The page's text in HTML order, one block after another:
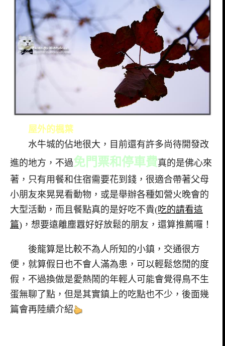
屋外的楓葉
水牛城的佔地很大，目前還有許多尚待開發改
進的地方，不過免門票和停車費真的是佛心來
著，只有用餐和住宿需要花到錢，很適合帶著父母
小朋友來晃晃看動物，或是舉辦各種如營火晚會的
大型活動，而且餐點真的是好吃不貴(吃的請看這
篇)，想要遠離塵囂好好放鬆的朋友，還算推薦囉！
後龍算是比較不為人所知的小鎮，交通很方
便，就算假日也不會人滿為患，可以輕鬆悠閒的度
假，不過換做是愛熱鬧的年輕人可能會覺得鳥不生
蛋無聊了點，但是其實鎮上的吃點也不少，後面幾
篇會再陸續介紹